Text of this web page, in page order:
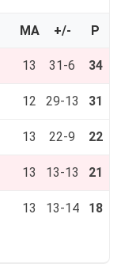
MA +/- P
13 31-6 34
12 29-13 31
13 22-9 22
13 13-13 21
13 13-14 18